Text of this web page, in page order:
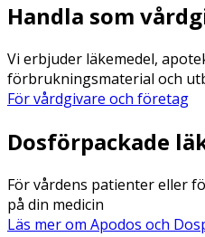
Handla som
Vi erbjuder läkemedel,
förbrukningsmaterial och
För vårdgivare och företag
Dosförpackade
För vårdens patienter eller
på din medicin
Läs mer om Apodos och